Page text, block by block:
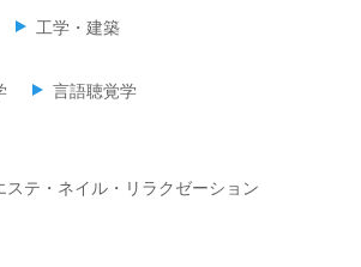
工学・建築
言語聴覚学
ステ・ネイル・リラクゼーション